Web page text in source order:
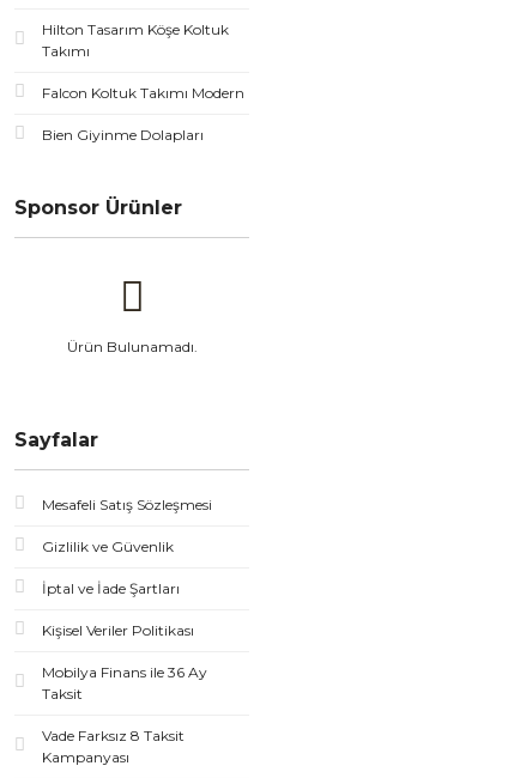
Hilton Tasarım Köşe Koltuk
Takımı
Falcon Koltuk Takımı Modern
Bien Giyinme Dolapları
Sponsor Ürünler
Ürün Bulunamadı.
Sayfalar
Mesafeli Satış Sözleşmesi
Gizlilik ve Güvenlik
İptal ve İade Şartları
Kişisel Veriler Politikası
Mobilya Finans ile 36 Ay
Taksit
Vade Farksız 8 Taksit
Kampanyası